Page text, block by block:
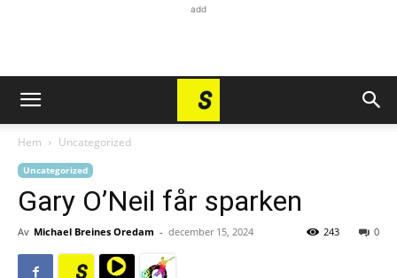
add
Hem Uncategorized
Uncategorized
Gary O’Neil får sparken
Av Michael Breines Oredam - december 15, 2024 0
243